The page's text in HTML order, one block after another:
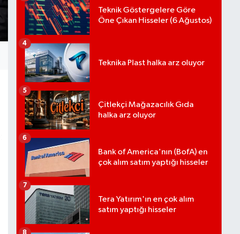
Teknik Göstergelere Göre
Öne Çıkan Hisseler (6 Ağustos)
Teknika Plast halka arz oluyor
4
Çitlekçi Mağazacılık Gıda
halka arz oluyor
5
Bank of America'nın (BofA) en
çok alım satım yaptığı hisseler
6
Tera Yatırım'ın en çok alım
satım yaptığı hisseler
7
8